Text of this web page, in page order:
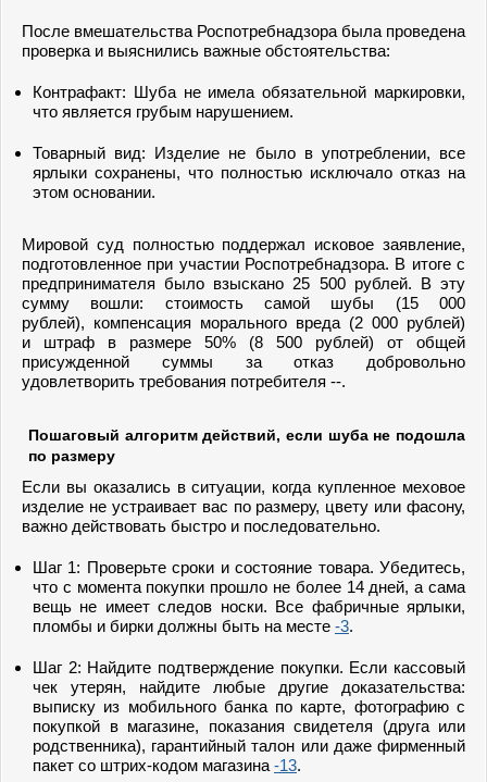
После вмешательства Роспотребнадзора была проведена
проверка и выяснились важные обстоятельства:
Контрафакт: Шуба не имела обязательной маркировки,
что является грубым нарушением.
Товарный вид: Изделие не было в употреблении, все
ярлыки сохранены, что полностью исключало отказ на
этом основании.
Мировой суд полностью поддержал исковое заявление,
подготовленное при участии Роспотребнадзора. В итоге с
предпринимателя было взыскано 25 500 рублей. В эту
сумму вошли: стоимость самой шубы (15 000
рублей), компенсация морального вреда (2 000 рублей)
и штраф в размере 50% (8 500 рублей) от общей
присужденной суммы за отказ добровольно
удовлетворить требования потребителя --.
Пошаговый алгоритм действий, если шуба не подошла
по размеру
Если вы оказались в ситуации, когда купленное меховое
изделие не устраивает вас по размеру, цвету или фасону,
важно действовать быстро и последовательно.
Шаг 1: Проверьте сроки и состояние товара. Убедитесь,
что с момента покупки прошло не более 14 дней, а сама
вещь не имеет следов носки. Все фабричные ярлыки,
пломбы и бирки должны быть на месте -3.
Шаг 2: Найдите подтверждение покупки. Если кассовый
чек утерян, найдите любые другие доказательства:
выписку из мобильного банка по карте, фотографию с
покупкой в магазине, показания свидетеля (друга или
родственника), гарантийный талон или даже фирменный
пакет со штрих-кодом магазина -13.